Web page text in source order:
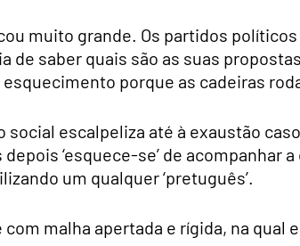
muito grande. Os partidos
de saber quais são as suas
porque as cadeiras
escalpeliza até à exaustão
‘esquece-se’ de acompanhar
um qualquer ‘pretuguês’.
malha apertada e rígida, na qual